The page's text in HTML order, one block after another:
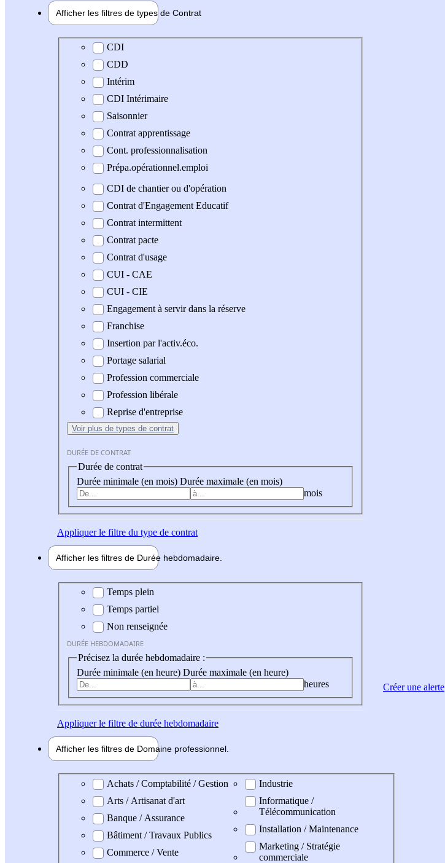
Afficher les filtres de types de Contrat
Type de contrat
CDI
CDD
Intérim
CDI Intérimaire
Saisonnier
Contrat apprentissage
Cont. professionnalisation
Prépa.opérationnel.emploi
CDI de chantier ou d'opération
Contrat d'Engagement Educatif
Contrat intermittent
Contrat pacte
Contrat d'usage
CUI - CAE
CUI - CIE
Engagement à servir dans la réserve
Franchise
Insertion par l'activ.éco.
Portage salarial
Profession commerciale
Profession libérale
Reprise d'entreprise
Voir plus de types de contrat
DURÉE DE CONTRAT
Durée de contrat
Durée minimale (en mois) Durée maximale (en mois)
mois
Appliquerle filtre du type de contrat
Afficher les filtres de Durée hebdomadaire
Durée hebdomadaire
Temps plein
Temps partiel
Non renseignée
DURÉE HEBDOMADAIRE
Précisez la durée hebdomadaire :
Durée minimale (en heure) Durée maximale (en heure)
heures
Appliquerle filtre de durée hebdomadaire
Afficher les filtres de Domaine professionnel
Domaine professionel
Achats / Comptabilité / Gestion
Arts / Artisanat d'art
Banque / Assurance
Bâtiment / Travaux Publics
Commerce / Vente
Industrie
Informatique /
Télécommunication
Installation / Maintenance
Marketing / Stratégie
commerciale
Créer une alerte